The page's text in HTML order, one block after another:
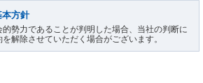
本方針
勢力であることが判明した場合、当社の判断に
解除させていただく場合がございます。